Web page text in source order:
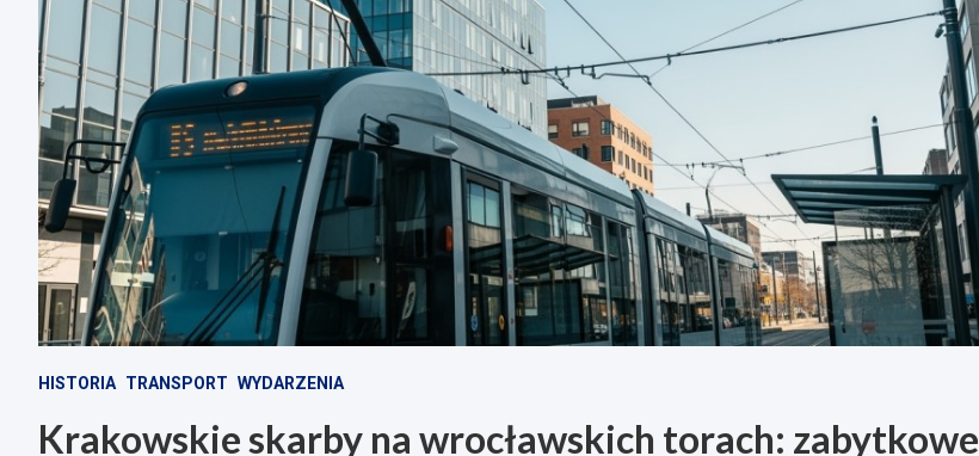
HISTORIA TRANSPORT WYDARZENIA
Krakowskie skarby na wrocławskich torach: zabytkowe